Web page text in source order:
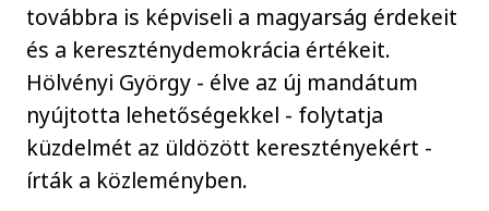
továbbra is képviseli a magyarság érdekeit
és a kereszténydemokrácia értékeit.
Hölvényi György - élve az új mandátum
nyújtotta lehetőségekkel - folytatja
küzdelmét az üldözött keresztényekért -
írták a közleményben.